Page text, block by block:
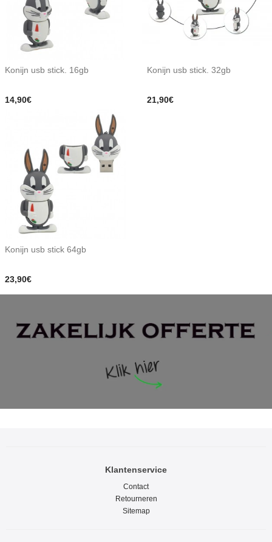
Konijn usb stick. 16gb
14,90€
Konijn usb stick. 32gb
21,90€
Konijn usb stick 64gb
23,90€
Klantenservice
Contact
Retourneren
Sitemap